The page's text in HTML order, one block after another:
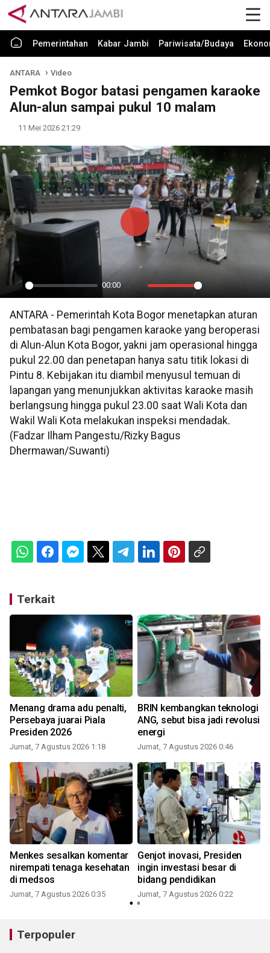
Pemerintahan Kabar Jambi Pariwisata/Budaya
ANTARA Video
Pemkot Bogor batasi pengamen karaoke
Alun-alun sampai pukul 10 malam
11 Mei 2026 21:29
Play
00:00
Mute Settings
PIP
Play
ANTARA - Pemerintah Kota Bogor menetapkan aturan
pembatasan bagi pengamen karaoke yang beroperasi
di Alun-Alun Kota Bogor, yakni jam operasional hingga
pukul 22.00 dan penetapan hanya satu titik lokasi di
Pintu 8. Kebijakan itu diambil menyusul temuan di
lapangan yang menunjukkan aktivitas karaoke masih
berlangsung hingga pukul 23.00 saat Wali Kota dan
Wakil Wali Kota melakukan inspeksi mendadak.
(Fadzar Ilham Pangestu/Rizky Bagus
Dhermawan/Suwanti)
Terkait
Menang drama adu penalti,
Persebaya juarai Piala
Presiden 2026
Jumat, 7 Agustus 2026 1:18
BRIN kembangkan teknologi
ANG, sebut bisa jadi revolusi
energi
Jumat, 7 Agustus 2026 0:46
Menkes sesalkan komentar
nirempati tenaga kesehatan
di medsos
Jumat, 7 Agustus 2026 0:35
Genjot inovasi, Presiden
ingin investasi besar di
bidang pendidikan
Jumat, 7 Agustus 2026 0:22
Terpopuler